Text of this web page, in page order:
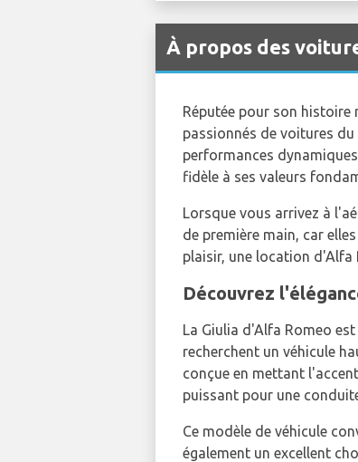
À propos des
Réputée pour son histoire
passionnés de voitures
performances
fidèle à ses valeurs
Lorsque vous arrivez à
de première main, car
plaisir, une location d'Alfa
Découvrez
La Giulia d'Alfa Romeo
recherchent un véhicule
conçue en mettant
puissant pour une
Ce modèle de véhicule
également un excellent